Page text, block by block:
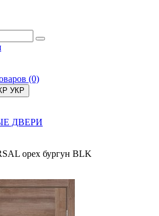
(0)
УКР
ДВЕРИ
орех бургун BLK